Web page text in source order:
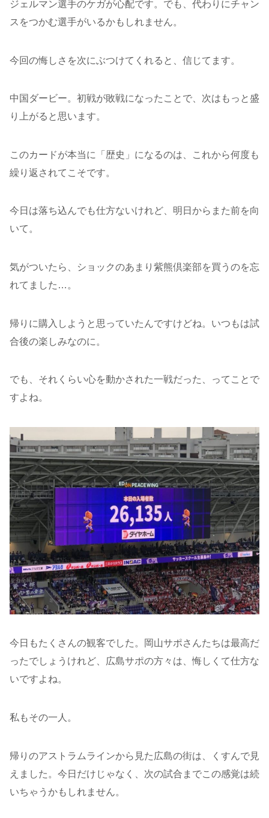
ジェルマン選手のケガが心配です。でも、代わりにチャン
スをつかむ選手がいるかもしれません。
今回の悔しさを次にぶつけてくれると、信じてます。
中国ダービー。初戦が敗戦になったことで、次はもっと盛
り上がると思います。
このカードが本当に「歴史」になるのは、これから何度も
繰り返されてこそです。
今日は落ち込んでも仕方ないけれど、明日からまた前を向
いて。
気がついたら、ショックのあまり紫熊倶楽部を買うのを忘
れてました…。
帰りに購入しようと思っていたんですけどね。いつもは試
合後の楽しみなのに。
でも、それくらい心を動かされた一戦だった、ってことで
すよね。
今日もたくさんの観客でした。岡山サポさんたちは最高だ
ったでしょうけれど、広島サポの方々は、悔しくて仕方な
いですよね。
私もその一人。
帰りのアストラムラインから見た広島の街は、くすんで見
えました。今日だけじゃなく、次の試合までこの感覚は続
いちゃうかもしれません。